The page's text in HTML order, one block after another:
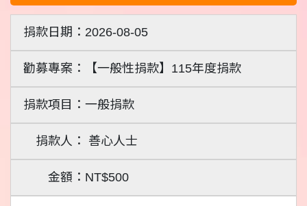
2026-08-05
【一般性捐款】115年度捐款
一般捐款
善心人士
NT$500